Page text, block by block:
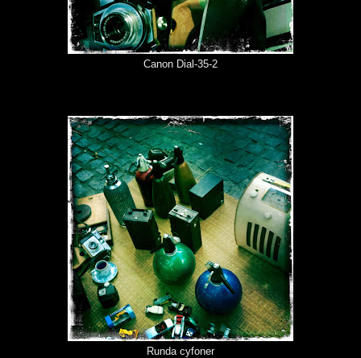
Canon Dial-35-2
Runda cyfoner